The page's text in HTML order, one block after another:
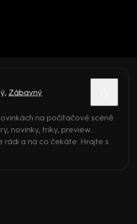
, Zábavný
na počítačové scéně.
novinky, triky, preview...
rádi a na co čekáte. Hrajte s